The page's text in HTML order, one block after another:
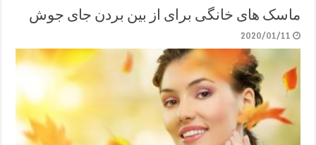
ماسک های خانگی برای از بین بردن جای جوش
2020/01/11